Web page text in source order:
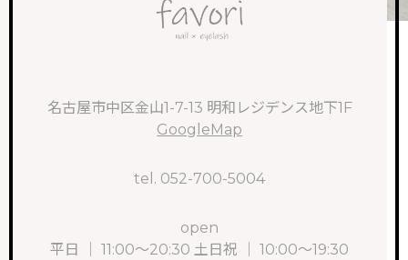
名古屋市中区金山1-7-13 明和レジデンス地下1F
GoogleMap
tel. 052-700-5004
open
平日 ｜ 11:00～20:30 土日祝 ｜ 10:00～19:30